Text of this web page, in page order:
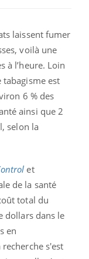
laissent fumer
voilà une
à l’heure. Loin
est
6 % des
ainsi que 2
selon la
et
de la santé
total du
dollars dans le
en
s'est